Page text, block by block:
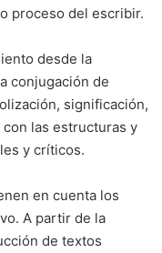
proceso del escribir.
desde la
conjugación de
significación,
las estructuras y
y críticos.
en cuenta los
A partir de la
de textos